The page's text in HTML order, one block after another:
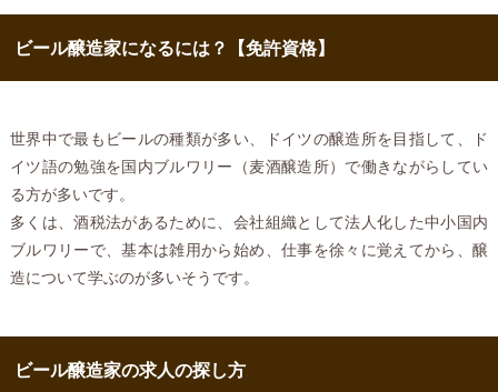
ビール醸造家になるには？【免許資格】
世界中で最もビールの種類が多い、ドイツの醸造所を目指して、ド
イツ語の勉強を国内ブルワリー（麦酒醸造所）で働きながらしてい
る方が多いです。
多くは、酒税法があるために、会社組織として法人化した中小国内
ブルワリーで、基本は雑用から始め、仕事を徐々に覚えてから、醸
造について学ぶのが多いそうです。
ビール醸造家の求人の探し方